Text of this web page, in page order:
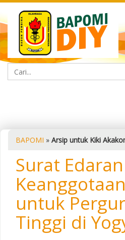
BAPOMI » Arsip untuk Kiki
Surat Edaran
untuk
Tinggi di